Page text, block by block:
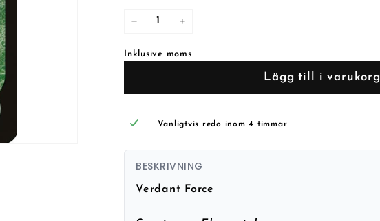
Inklusive moms
Lägg till i varukorg
Vanligtvis redo inom 4 timmar
BESKRIVNING
Verdant Force